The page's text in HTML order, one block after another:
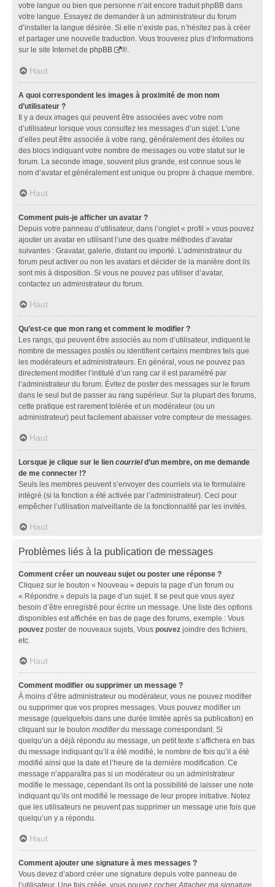
votre langue ou bien que personne n’ait encore traduit phpBB dans
votre langue. Essayez de demander à un administrateur du forum
d’installer la langue désirée. Si elle n’existe pas, n’hésitez pas à créer
et partager une nouvelle traduction. Vous trouverez plus d’informations
sur le site Internet de phpBB ®.
Haut
A quoi correspondent les images à proximité de mon nom
d’utilisateur ?
Il y a deux images qui peuvent être associées avec votre nom
d’utilisateur lorsque vous consultez les messages d’un sujet. L’une
d’elles peut être associée à votre rang, généralement des étoiles ou
des blocs indiquant votre nombre de messages ou votre statut sur le
forum. La seconde image, souvent plus grande, est connue sous le
nom d’avatar et généralement est unique ou propre à chaque membre.
Haut
Comment puis-je afficher un avatar ?
Depuis votre panneau d’utilisateur, dans l’onglet « profil » vous pouvez
ajouter un avatar en utilisant l’une des quatre méthodes d’avatar
suivantes : Gravatar, galerie, distant ou importé. L’administrateur du
forum peut activer ou non les avatars et décider de la manière dont ils
sont mis à disposition. Si vous ne pouvez pas utiliser d’avatar,
contactez un administrateur du forum.
Haut
Qu’est-ce que mon rang et comment le modifier ?
Les rangs, qui peuvent être associés au nom d’utilisateur, indiquent le
nombre de messages postés ou identifient certains membres tels que
les modérateurs et administrateurs. En général, vous ne pouvez pas
directement modifier l’intitulé d’un rang car il est paramétré par
l’administrateur du forum. Évitez de poster des messages sur le forum
dans le seul but de passer au rang supérieur. Sur la plupart des forums,
cette pratique est rarement tolérée et un modérateur (ou un
administrateur) peut facilement abaisser votre compteur de messages.
Haut
Lorsque je clique sur le lien courrield’un membre, on me demande
de me connecter !?
Seuls les membres peuvent s’envoyer des courriels via le formulaire
intégré (si la fonction a été activée par l’administrateur). Ceci pour
empêcher l’utilisation malveillante de la fonctionnalité par les invités.
Haut
Problèmes liés à la publication de messages
Comment créer un nouveau sujet ou poster une réponse ?
Cliquez sur le bouton « Nouveau » depuis la page d’un forum ou
« Répondre » depuis la page d’un sujet. Il se peut que vous ayez
besoin d’être enregistré pour écrire un message. Une liste des options
disponibles est affichée en bas de page des forums, exemple : Vous
pouvez poster de nouveaux sujets, Vous pouvez joindre des fichiers,
etc.
Haut
Comment modifier ou supprimer un message ?
À moins d’être administrateur ou modérateur, vous ne pouvez modifier
ou supprimer que vos propres messages. Vous pouvez modifier un
message (quelquefois dans une durée limitée après sa publication) en
cliquant sur le bouton modifierdu message correspondant. Si
quelqu’un a déjà répondu au message, un petit texte s’affichera en bas
du message indiquant qu’il a été modifié, le nombre de fois qu’il a été
modifié ainsi que la date et l’heure de la dernière modification. Ce
message n’apparaîtra pas si un modérateur ou un administrateur
modifie le message, cependant ils ont la possibilité de laisser une note
indiquant qu’ils ont modifié le message de leur propre initiative. Notez
que les utilisateurs ne peuvent pas supprimer un message une fois que
quelqu’un y a répondu.
Haut
Comment ajouter une signature à mes messages ?
Vous devez d’abord créer une signature depuis votre panneau de
l’utilisateur. Une fois créée, vous pouvez cocher Attacher ma signature